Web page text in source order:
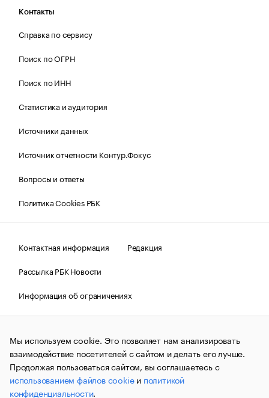
Контакты
Справка по сервису
Поиск по ОГРН
Поиск по ИНН
Статистика и аудитория
Источники данных
Источник отчетности Контур.Фокус
Вопросы и ответы
Политика Cookies РБК
Контактная информация
Редакция
Рассылка РБК Новости
Информация об ограничениях
Правовая информация
О соблюдении авторских прав
© АО «РОСБИЗНЕСКОНСАЛТИНГ»,1995–2026.Сообщения
и материалы информационного агентства «РБК»
(зарегистрировано Федеральной службой по надзору в сфере
связи, информационных технологий и массовых
коммуникаций (Роскомнадзор) 09.12.2015 за номером ИА
№ФС77-63848) сопровождаются пометкой «РБК». Отдельные
Мы используем cookie. Это позволяет нам анализировать
взаимодействие посетителей с сайтом и делать его лучше.
Продолжая пользоваться сайтом, вы соглашаетесь с
использованием файлов cookieи политикой
конфиденциальности.